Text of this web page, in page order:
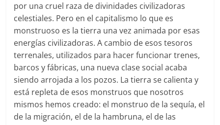
por una cruel raza de divinidades civilizadoras
celestiales. Pero en el capitalismo lo que es
monstruoso es la tierra una vez animada por esas
energías civilizadoras. A cambio de esos tesoros
terrenales, utilizados para hacer funcionar trenes,
barcos y fábricas, una nueva clase social acaba
siendo arrojada a los pozos. La tierra se calienta y
está repleta de esos monstruos que nosotros
mismos hemos creado: el monstruo de la sequía, el
de la migración, el de la hambruna, el de las